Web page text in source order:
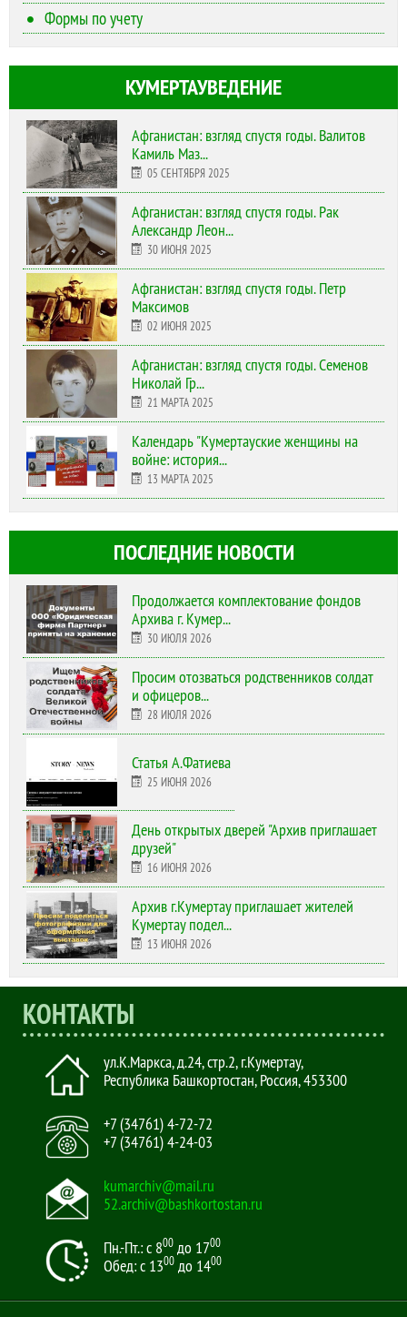
Формы по учету
КУМЕРТАУВЕДЕНИЕ
Афганистан: взгляд спустя годы. Валитов
Камиль Маз...
05 СЕНТЯБРЯ 2025
Афганистан: взгляд спустя годы. Рак
Александр Леон...
30 ИЮНЯ 2025
Афганистан: взгляд спустя годы. Петр
Максимов
02 ИЮНЯ 2025
Афганистан: взгляд спустя годы. Семенов
Николай Гр...
21 МАРТА 2025
Календарь "Кумертауские женщины на
войне: история...
13 МАРТА 2025
ПОСЛЕДНИЕ НОВОСТИ
Продолжается комплектование фондов
Архива г. Кумер...
30 ИЮЛЯ 2026
Просим отозваться родственников солдат
и офицеров...
28 ИЮЛЯ 2026
Статья А.Фатиева
25 ИЮНЯ 2026
День открытых дверей "Архив приглашает
друзей"
16 ИЮНЯ 2026
Архив г.Кумертау приглашает жителей
Кумертау подел...
13 ИЮНЯ 2026
КОНТАКТЫ
ул.К.Маркса, д.24, стр.2,г.Кумертау,
Республика Башкортостан, Россия,453300
+7 (34761) 4-72-72
+7 (34761) 4-24-03
kumarchiv@mail.ru
52.archiv@bashkortostan.ru
Пн.-Пт.: с 800 до 1700
Обед: с 1300 до 1400